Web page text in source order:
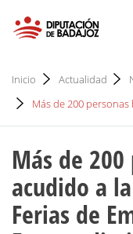
Inicio Actualidad
Más de 200
Más de
acudido a
Ferias de